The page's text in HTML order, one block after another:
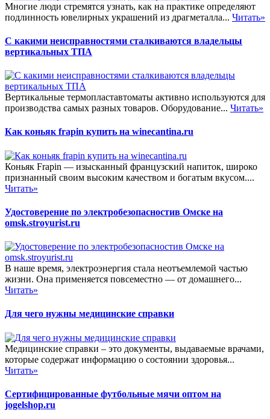
Многие люди стремятся узнать, как на практике определяют
подлинность ювелирных украшений из драгметалла... Читать»
С какими неисправностями сталкиваются владельцы
вертикальных ТПА
Вертикальные термопластавтоматы активно используются для
производства самых разных товаров. Оборудование... Читать»
Как коньяк frapin купить на winecantina.ru
Коньяк Frapin — изысканный французский напиток, широко
признанный своим высоким качеством и богатым вкусом....
Читать»
Удостоверение по электробезопасностив Омске на
omsk.stroyurist.ru
В наше время, электроэнергия стала неотъемлемой частью
жизни. Она применяется повсеместно — от домашнего...
Читать»
Для чего нужны медицинские справки
Медицинские справки – это документы, выдаваемые врачами,
которые содержат информацию о состоянии здоровья...
Читать»
Сертифицированные футбольные мячи оптом на
jogelshop.ru